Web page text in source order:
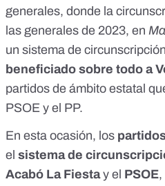
generales, donde la
las generales de 2023, en
un sistema de
beneficiado sobre todo a
partidos de ámbito estatal
PSOE y el PP.
En esta ocasión, los
el sistema de
Acabó La Fiestay el PSOE,